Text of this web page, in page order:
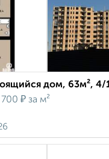
дом, 63м², 4/
₽ за м²